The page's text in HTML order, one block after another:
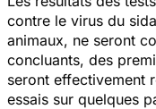
contre le virus du
animaux, ne seront
concluants, des
seront effectivement
essais sur quelques